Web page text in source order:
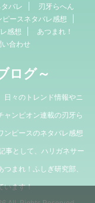
バレ
刃牙らへん
ピースネタバレ感想
感想
あつまれ！
い合わせ
ログ～
々のトレンド情報やニ
ャンピオン連載の刃牙ら
ンピースのネタバレ感想
事として、ハリガネサー
まれ！ふしぎ研究部、
います！